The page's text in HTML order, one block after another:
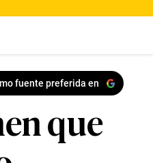
Boys
fuente preferida en
que